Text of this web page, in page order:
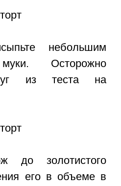
небольшим
Осторожно
из теста на
до золотистого
его в объеме в